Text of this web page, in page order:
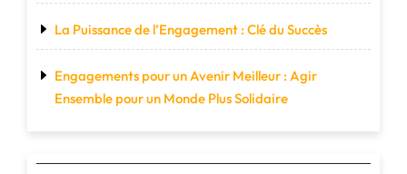
La Puissance de l’Engagement : Clé du Succès
Engagements pour un Avenir Meilleur : Agir
Ensemble pour un Monde Plus Solidaire